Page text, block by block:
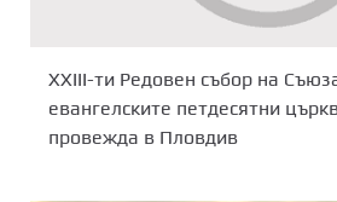
XXIII-ти Редовен събор на
евангелските петдесятни
провежда в Пловдив